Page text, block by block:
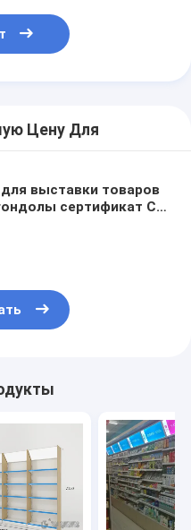
Цену Для
выставки товаров
сертификат CE